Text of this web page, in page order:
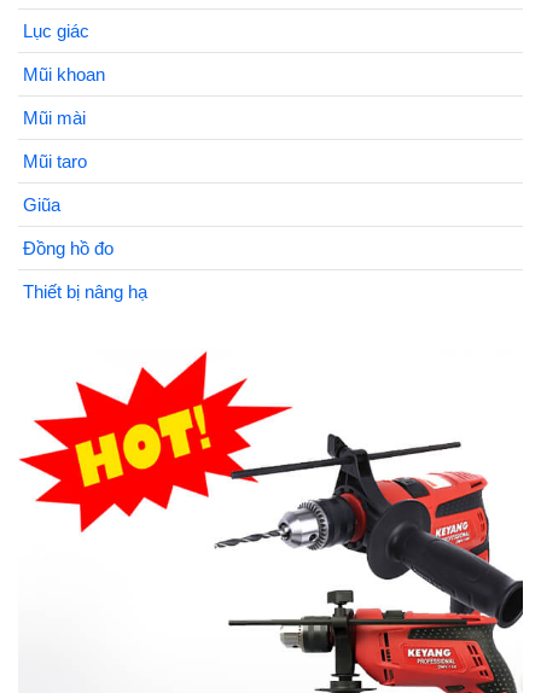
Lục giác
Mũi khoan
Mũi mài
Mũi taro
Giũa
Đồng hồ đo
Thiết bị nâng hạ